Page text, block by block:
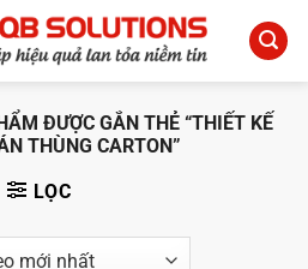
ĐƯỢC GẮN THẺ “THIẾT KẾ
THÙNG CARTON”
LỌC